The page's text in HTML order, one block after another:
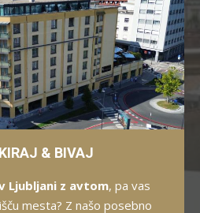
& BIVAJ
Ljubljani z avtom, pa vas
mesta? Z našo posebno